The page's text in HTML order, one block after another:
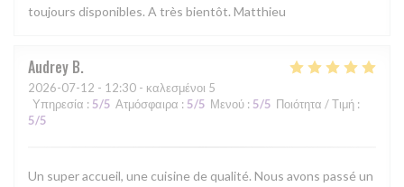
toujours disponibles. A très bientôt. Matthieu
Audrey B
2026-07-12 - 12:30 - καλεσμένοι 5
Υπηρεσία : 5/5 Ατμόσφαιρα : 5/5 Μενού : 5/5 Ποιότητα / Τιμή :
5/5
Un super accueil, une cuisine de qualité. Nous avons passé un